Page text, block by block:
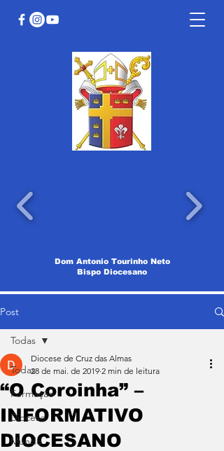
Dom Antonio Tourinho Neto
Bispo Diocesano
Post
Todas
Formação
Diocese
Mundo
Todas
“O Coroinha” –
INFORMATIVO
DIOCESANO
Diocese de Cruz das Almas
28 de mai. de 2019 2 min de leitura